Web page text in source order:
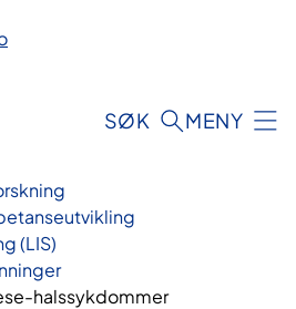
SØK MENY
(LIS)
halssykdommer